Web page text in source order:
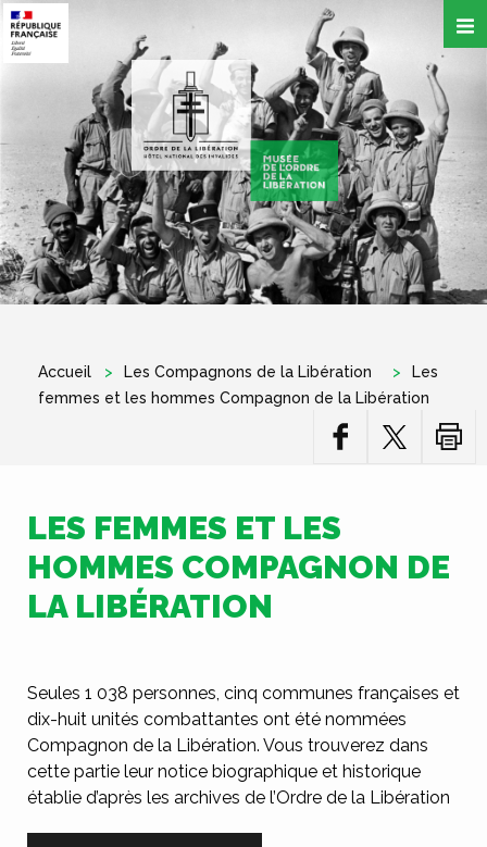
contenu
principal
Accueil Les Compagnons de la Libération
Les
femmes et les hommes Compagnon de la Libération
LES FEMMES ET LES
HOMMES COMPAGNON DE
LA LIBÉRATION
Seules 1 038 personnes, cinq communes françaises et
dix-huit unités combattantes ont été nommées
Compagnon de la Libération. Vous trouverez dans
cette partie leur notice biographique et historique
établie d’après les archives de l’Ordre de la Libération